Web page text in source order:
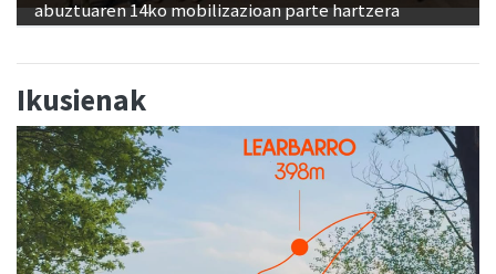
abuztuaren 14ko mobilizazioan parte hartzera
Ikusienak